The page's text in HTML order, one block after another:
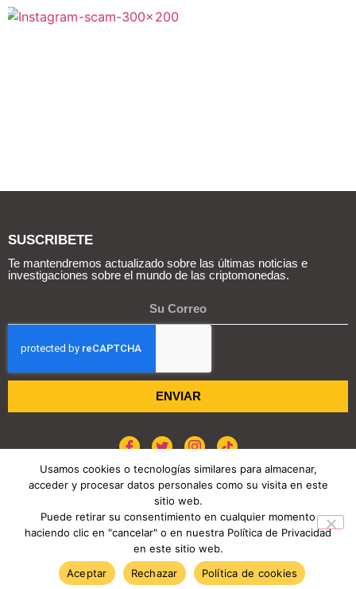
SUSCRIBETE
Te mantendremos actualizado sobre las últimas noticias e
investigaciones sobre el mundo de las criptomonedas.
ENVIAR
COPYRIGHT © 2026 REPORTE CRIPTO
POLÍTICA DE COOKIES
TENDENCIAS HOY
Usamos cookies o tecnologías similares para almacenar,
acceder y procesar datos personales como su visita en este
sitio web.
Puede retirar su consentimiento en cualquier momento
haciendo clic en "cancelar" o en nuestra Política de Privacidad
en este sitio web.
Aceptar
Rechazar Política de cookies